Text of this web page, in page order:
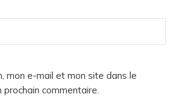
mon e-mail et mon site dans le
commentaire.